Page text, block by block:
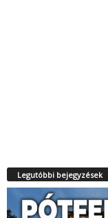
Legutóbbi bejegyzések